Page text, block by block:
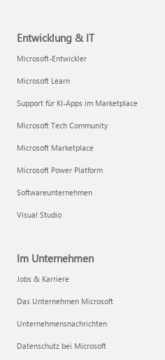
Entwicklung & IT
Microsoft-Entwickler
Microsoft Learn
Support für KI-Apps im Marketplace
Microsoft Tech Community
Microsoft Marketplace
Microsoft Power Platform
Softwareunternehmen
Visual Studio
Im Unternehmen
Jobs & Karriere
Das Unternehmen Microsoft
Unternehmensnachrichten
Datenschutz bei Microsoft